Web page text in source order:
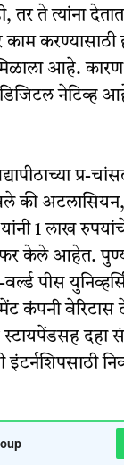
तर ते त्यांना
काम करण्यासाठी
आहे. कारण हे
नेटिव्ह
प्र-
की
1 लाख
केले आहेत.
पीस
कंपनी वेरिटास
दहा